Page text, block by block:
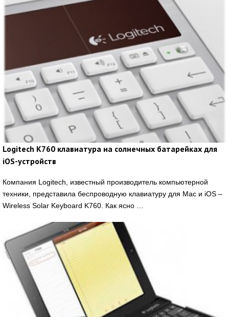
Logitech K760 клавиатура на солнечных батарейках для
iOS-устройств
Компания Logitech, известный производитель компьютерной
техники, представила беспроводную клавиатуру для Mac и iOS –
Wireless Solar Keyboard K760. Как ясно …